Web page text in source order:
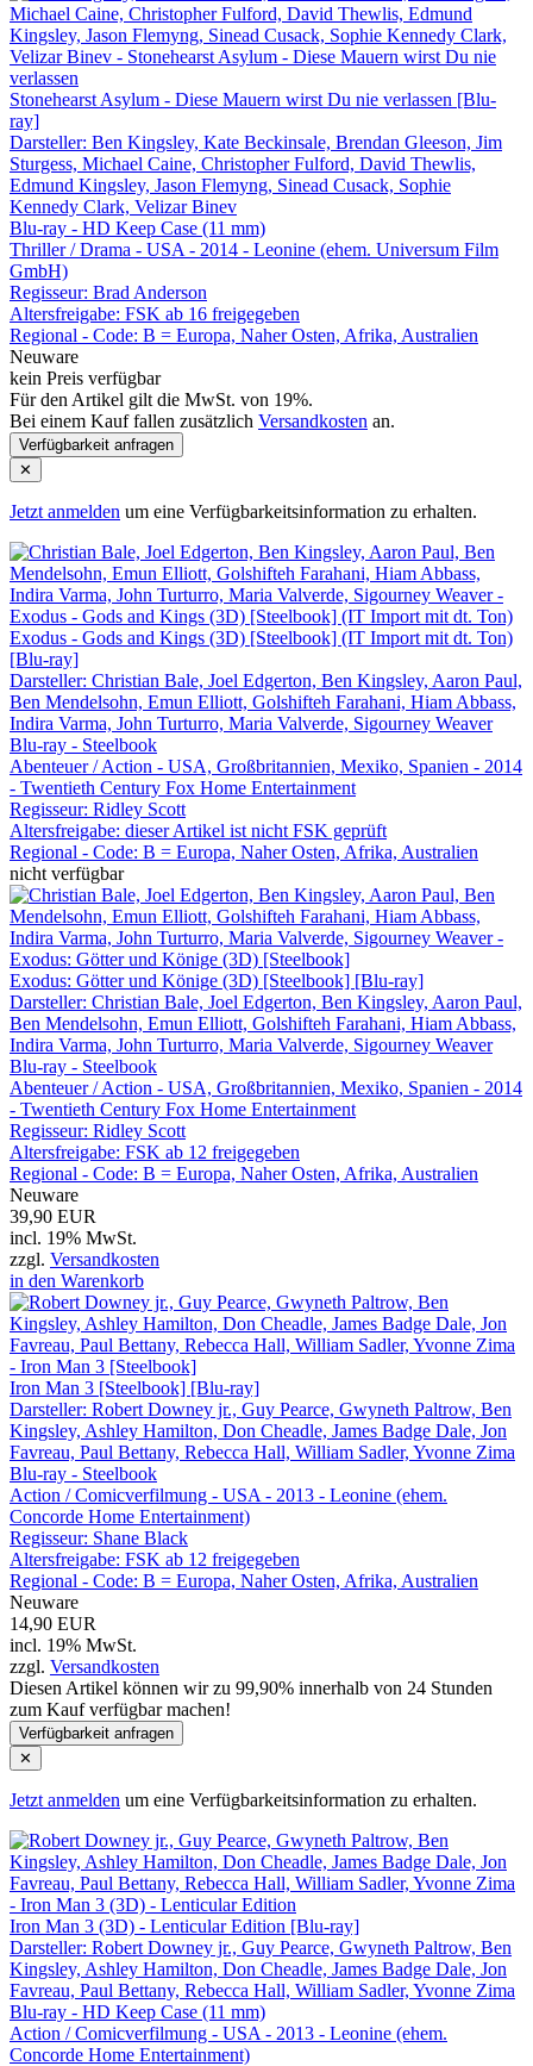
Stonehearst Asylum - Diese Mauern wirst Du nie verlassen [Blu-
ray]
Darsteller: Ben Kingsley, Kate Beckinsale, Brendan Gleeson, Jim
Sturgess, Michael Caine, Christopher Fulford, David Thewlis,
Edmund Kingsley, Jason Flemyng, Sinead Cusack, Sophie
Kennedy Clark, Velizar Binev
Blu-ray - HD Keep Case (11 mm)
Thriller / Drama - USA - 2014 - Leonine (ehem. Universum Film
GmbH)
Regisseur: Brad Anderson
Altersfreigabe: FSK ab 16 freigegeben
Regional - Code: B = Europa, Naher Osten, Afrika, Australien
Neuware
kein Preis verfügbar
Für den Artikel gilt die MwSt. von 19%.
Bei einem Kauf fallen zusätzlich Versandkosten an.
Verfügbarkeit anfragen
✕
Jetzt anmelden um eine Verfügbarkeitsinformation zu erhalten.
Exodus - Gods and Kings (3D) [Steelbook] (IT Import mit dt. Ton)
[Blu-ray]
Darsteller: Christian Bale, Joel Edgerton, Ben Kingsley, Aaron Paul,
Ben Mendelsohn, Emun Elliott, Golshifteh Farahani, Hiam Abbass,
Indira Varma, John Turturro, Maria Valverde, Sigourney Weaver
Blu-ray - Steelbook
Abenteuer / Action - USA, Großbritannien, Mexiko, Spanien - 2014
- Twentieth Century Fox Home Entertainment
Regisseur: Ridley Scott
Altersfreigabe: dieser Artikel ist nicht FSK geprüft
Regional - Code: B = Europa, Naher Osten, Afrika, Australien
nicht verfügbar
Exodus: Götter und Könige (3D) [Steelbook] [Blu-ray]
Darsteller: Christian Bale, Joel Edgerton, Ben Kingsley, Aaron Paul,
Ben Mendelsohn, Emun Elliott, Golshifteh Farahani, Hiam Abbass,
Indira Varma, John Turturro, Maria Valverde, Sigourney Weaver
Blu-ray - Steelbook
Abenteuer / Action - USA, Großbritannien, Mexiko, Spanien - 2014
- Twentieth Century Fox Home Entertainment
Regisseur: Ridley Scott
Altersfreigabe: FSK ab 12 freigegeben
Regional - Code: B = Europa, Naher Osten, Afrika, Australien
Neuware
39,90 EUR
incl. 19% MwSt.
zzgl. Versandkosten
in den Warenkorb
Iron Man 3 [Steelbook] [Blu-ray]
Darsteller: Robert Downey jr., Guy Pearce, Gwyneth Paltrow, Ben
Kingsley, Ashley Hamilton, Don Cheadle, James Badge Dale, Jon
Favreau, Paul Bettany, Rebecca Hall, William Sadler, Yvonne Zima
Blu-ray - Steelbook
Action / Comicverfilmung - USA - 2013 - Leonine (ehem.
Concorde Home Entertainment)
Regisseur: Shane Black
Altersfreigabe: FSK ab 12 freigegeben
Regional - Code: B = Europa, Naher Osten, Afrika, Australien
Neuware
14,90 EUR
incl. 19% MwSt.
zzgl. Versandkosten
Diesen Artikel können wir zu 99,90% innerhalb von 24 Stunden
zum Kauf verfügbar machen!
Verfügbarkeit anfragen
✕
Jetzt anmelden um eine Verfügbarkeitsinformation zu erhalten.
Iron Man 3 (3D) - Lenticular Edition [Blu-ray]
Darsteller: Robert Downey jr., Guy Pearce, Gwyneth Paltrow, Ben
Kingsley, Ashley Hamilton, Don Cheadle, James Badge Dale, Jon
Favreau, Paul Bettany, Rebecca Hall, William Sadler, Yvonne Zima
Blu-ray - HD Keep Case (11 mm)
Action / Comicverfilmung - USA - 2013 - Leonine (ehem.
Concorde Home Entertainment)